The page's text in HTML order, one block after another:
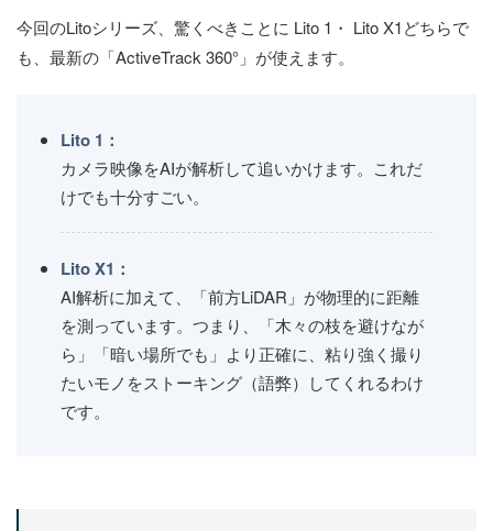
今回のLitoシリーズ、驚くべきことに Lito 1・ Lito X1どちらで
も、最新の「ActiveTrack 360°」が使えます。
Lito 1：
カメラ映像をAIが解析して追いかけます。これだ
けでも十分すごい。
Lito X1：
AI解析に加えて、「前方LiDAR」が物理的に距離
を測っています。つまり、「木々の枝を避けなが
ら」「暗い場所でも」より正確に、粘り強く撮り
たいモノをストーキング（語弊）してくれるわけ
です。